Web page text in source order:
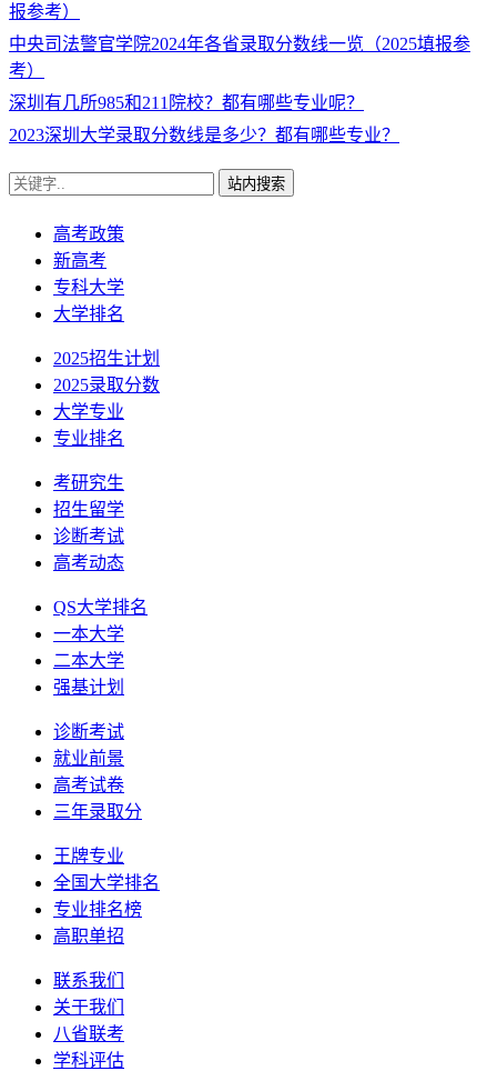
报参考）
中央司法警官学院2024年各省录取分数线一览（2025填报参
考）
深圳有几所985和211院校？都有哪些专业呢？
2023深圳大学录取分数线是多少？都有哪些专业？
站内搜索
高考政策
新高考
专科大学
大学排名
2025招生计划
2025录取分数
大学专业
专业排名
考研究生
招生留学
诊断考试
高考动态
QS大学排名
一本大学
二本大学
强基计划
诊断考试
就业前景
高考试卷
三年录取分
王牌专业
全国大学排名
专业排名榜
高职单招
联系我们
关于我们
八省联考
学科评估